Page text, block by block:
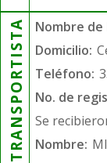
TRANSPORTISTA Nombre de
Domicilio:
Teléfono:
No. de
Se
Nombre: